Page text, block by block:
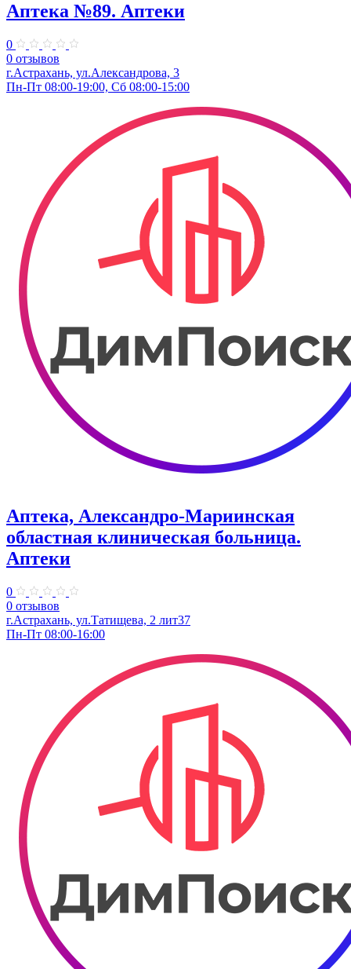
Аптека №89. Аптеки
0
0 отзывов
г.Астрахань, ул.Александрова, 3
Пн-Пт 08:00-19:00, Сб 08:00-15:00
Аптека, Александро-Мариинская
областная клиническая больница.
Аптеки
0
0 отзывов
г.Астрахань, ул.Татищева, 2 лит37
Пн-Пт 08:00-16:00